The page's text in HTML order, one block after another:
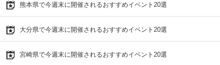
熊本県で今週末に開催されるおすすめイベント20選
大分県で今週末に開催されるおすすめイベント20選
宮崎県で今週末に開催されるおすすめイベント20選